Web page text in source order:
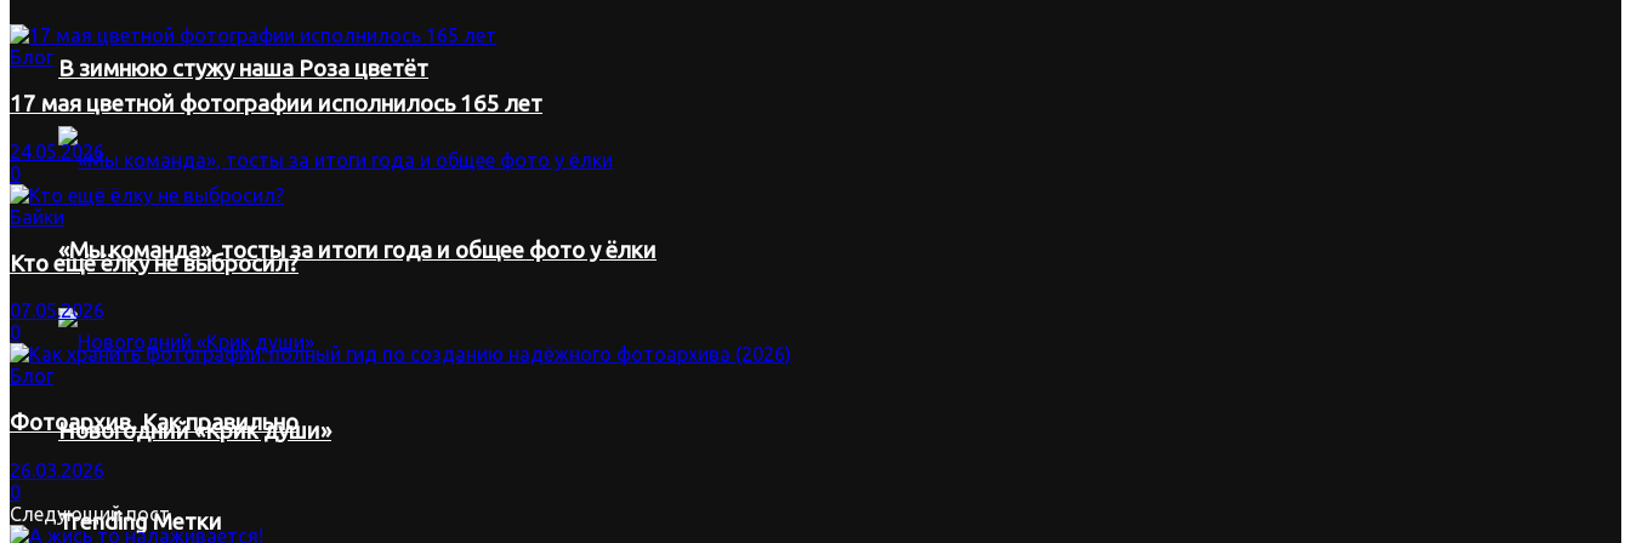
В зимнюю стужу наша Роза цветёт
«Мы команда», тосты за итоги года и общее фото у ёлки
Новогодний «Крик души»
Trending Метки
Блог
17 мая цветной фотографии исполнилось 165 лет
24.05.2026
0
Байки
Кто ещё ёлку не выбросил?
07.05.2026
0
Блог
Фотоархив. Как правильно
26.03.2026
0
Следующий пост